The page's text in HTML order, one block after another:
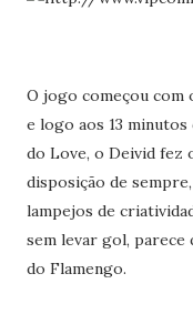
O jogo começou com
e logo aos 13
do Love, o Deivid fez
disposição de
lampejos de
sem levar gol, parece
do Flamengo.